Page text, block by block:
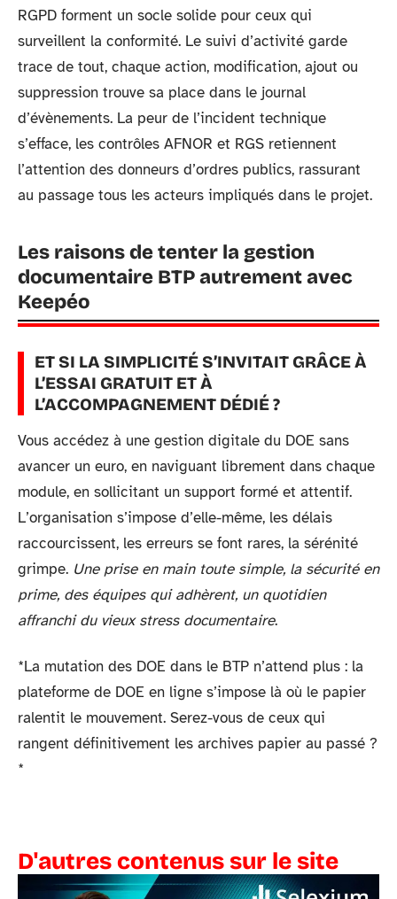
RGPD forment un socle solide pour ceux qui
surveillent la conformité. Le suivi d’activité garde
trace de tout, chaque action, modification, ajout ou
suppression trouve sa place dans le journal
d’évènements. La peur de l’incident technique
s’efface, les contrôles AFNOR et RGS retiennent
l’attention des donneurs d’ordres publics, rassurant
au passage tous les acteurs impliqués dans le projet.
Les raisons de tenter la gestion
documentaire BTP autrement avec
Keepéo
ET SI LA SIMPLICITÉ S’INVITAIT GRÂCE À
L’ESSAI GRATUIT ET À
L’ACCOMPAGNEMENT DÉDIÉ ?
Vous accédez à une gestion digitale du DOE sans
avancer un euro, en naviguant librement dans chaque
module, en sollicitant un support formé et attentif.
L’organisation s’impose d’elle-même, les délais
raccourcissent, les erreurs se font rares, la sérénité
grimpe. Une prise en main toute simple, la sécurité en
prime, des équipes qui adhèrent, un quotidien
affranchi du vieux stress documentaire.
*La mutation des DOE dans le BTP n’attend plus : la
plateforme de DOE en ligne s’impose là où le papier
ralentit le mouvement. Serez-vous de ceux qui
rangent définitivement les archives papier au passé ?
*
D'autres contenus sur le site